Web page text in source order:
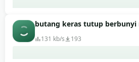
butang keras tutup berbunyi
131 kb/s 193